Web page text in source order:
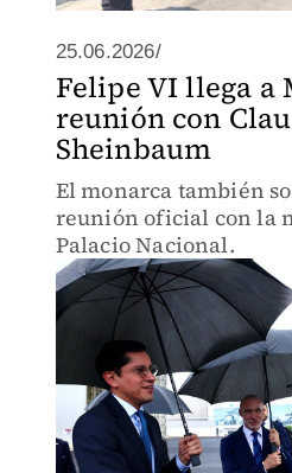
25.06.2026/
Felipe VI llega a
reunión con
Sheinbaum
El monarca también
reunión oficial con la
Palacio Nacional.